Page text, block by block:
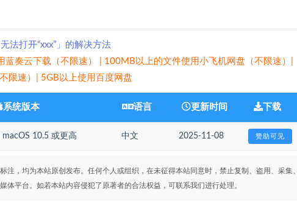
法打开“xxx”」的解决方法
奏云下载（不限速） | 100MB以上的文件使用小飞机网盘（不限速）|
限速）| 5GB以上使用百度网盘
系统版本 语言 更新时间 下载
macOS 10.5 或更高 中文 2025-11-08 赞助可见
注，均为本站原创发布。任何个人或组织，在未征得本站同意时，禁止复制、盗用、采集、
体平台。如若本站内容侵犯了原著者的合法权益，可联系我们进行处理。